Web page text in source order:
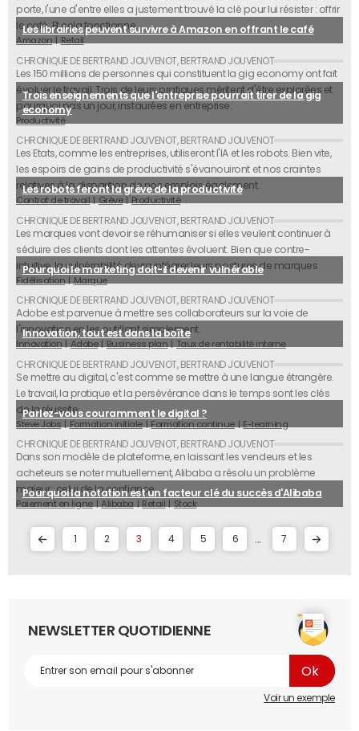
Les librairies peuvent survivre à Amazon en offrant le café
porte, l'une d'entre elles a justement trouvé la clé pour lui résister : offrir
le café. Et cela fonctionne.
Amazon
Retail
Trois enseignements que l'entreprise pourrait tirer de la gig
economy
Les 150 millions de personnes qui constituent la gig economy ont fait
évoluer le travail. Trois de leurs pratiques méritent d'être explorées et
pourquoi pas un jour, instaurées en entreprise.
Productivité
Les robots feront la grève de la productivité
Les Etats, comme les entreprises, utiliseront l'IA et les robots. Bien vite,
les espoirs de gains de productivité s'évanouiront et nos craintes
relatives à la disparition de nos emplois également.
Contrat de travail
Grève Productivité
Pourquoi le marketing doit-il devenir vulnérable
Les marques vont devoir se réhumaniser si elles veulent continuer à
séduire des clients dont les attentes évoluent. Bien que contre-
intuitive, la vulnérabilité devra intégrer leurs postures de marques
Fidélisation
Marque
Innovation, tout est dans la boîte
Adobe est parvenue à mettre ses collaborateurs sur la voie de
l'innovation en les outillant simplement.
Innovation
Adobe Business plan Taux de rentabilité interne
Parlez-vous couramment le digital ?
Se mettre au digital, c'est comme se mettre à une langue étrangère.
Le travail, la pratique et la persévérance dans le temps sont les clés
de la réussite.
Steve Jobs
Formation initiale Formation continue E-learning
Pourquoi la notation est un facteur clé du succès d'Alibaba
Dans son modèle de plateforme, en laissant les vendeurs et les
acheteurs se noter mutuellement, Alibaba a résolu un problème
majeur : celui de la confiance.
Paiement en ligne
Alibaba Retail Stock
2 3 4 5 6 ... 7
NEWSLETTER QUOTIDIENNE
Voir un exemple